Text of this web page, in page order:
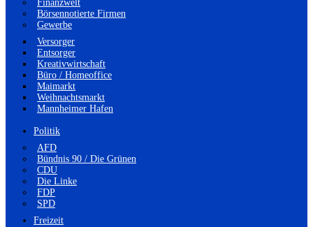
Finanzwelt
Börsennotierte Firmen
Gewerbe
Versorger
Entsorger
Kreativwirtschaft
Büro / Homeoffice
Maimarkt
Weihnachtsmarkt
Mannheimer Hafen
Politik
AFD
Bündnis 90 / Die Grünen
CDU
Die Linke
FDP
SPD
Freizeit